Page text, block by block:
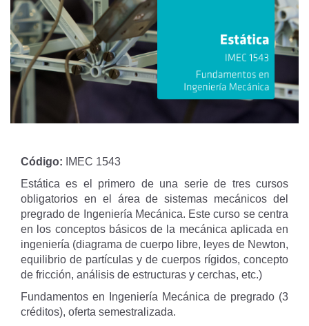
Código:
IMEC 1543
Estática es el primero de una serie de tres cursos
obligatorios en el área de sistemas mecánicos del
pregrado de Ingeniería Mecánica. Este curso se centra
en los conceptos básicos de la mecánica aplicada en
ingeniería (diagrama de cuerpo libre, leyes de Newton,
equilibrio de partículas y de cuerpos rígidos, concepto
de fricción, análisis de estructuras y cerchas, etc.)
Fundamentos en Ingeniería Mecánica de pregrado (3
créditos), oferta semestralizada.